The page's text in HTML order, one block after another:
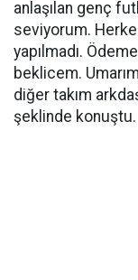
anlaşılan genç
seviyorum.
yapılmadı.
beklicem.
diğer takım
şeklinde konuştu.